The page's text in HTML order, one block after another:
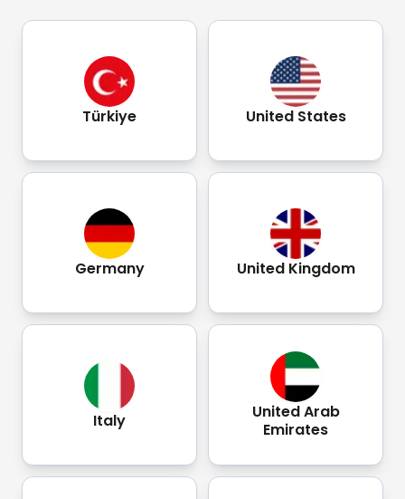
Türkiye United States
Germany United Kingdom
Italy
United Arab
Emirates